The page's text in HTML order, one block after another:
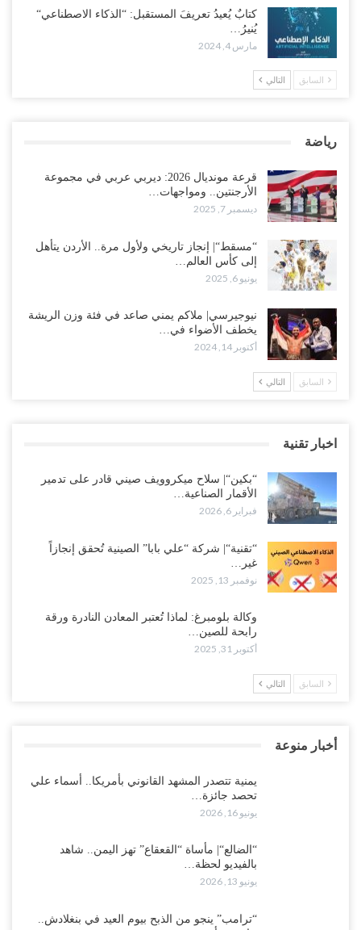
كتابٌ يُعيدُ تعريفَ المستقبل: “الذكاء الاصطناعي“
يُنيرُ…
مارس 4, 2024
السابق التالي
رياضة
قرعة مونديال 2026: ديربي عربي في مجموعة
الأرجنتين.. ومواجهات…
ديسمبر 7, 2025
“مسقط“| إنجاز تاريخي ولأول مرة.. الأردن يتأهل
إلى كأس العالم…
يونيو 6, 2025
نيوجيرسي| ملاكم يمني صاعد في فئة وزن الريشة
يخطف الأضواء في…
أكتوبر 14, 2024
السابق التالي
اخبار تقنية
“بكين“| سلاح ميكروويف صيني قادر على تدمير
الأقمار الصناعية…
فبراير 6, 2026
“تقنية“| شركة “علي بابا” الصينية تُحقق إنجازاً
غير…
نوفمبر 13, 2025
وكالة بلومبرغ: لماذا تُعتبر المعادن النادرة ورقة
رابحة للصين…
أكتوبر 31, 2025
السابق التالي
أخبار منوعة
يمنية تتصدر المشهد القانوني بأمريكا.. أسماء علي
تحصد جائزة…
يونيو 16, 2026
“الضالع“| مأساة “القعقاع” تهز اليمن.. شاهد
بالفيديو لحظة…
يونيو 13, 2026
“ترامب” ينجو من الذبح بيوم العيد في بنغلادش..